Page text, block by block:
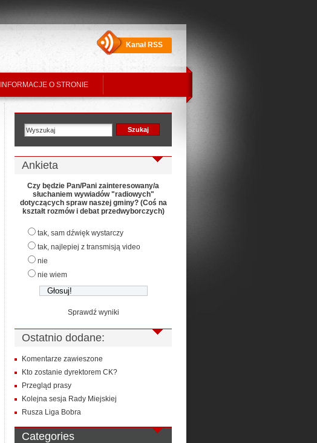
Kanał RSS
INFORMACJE O STRONIE
Ankieta
Czy będzie Pan/Pani zainteresowany/a
słuchaniem wywiadów "radiowych"
dotyczących spraw naszej gminy? (Coś na
kształt rozmów i debat przedwyborczych)
tak, sam dźwięk wystarczy
tak, najlepiej z transmisją video
nie
nie wiem
Sprawdź wyniki
Ostatnio dodane:
Komentarze zawieszone
Kto zostanie dyrektorem CK?
Przegląd prasy
Kolejna sesja Rady Miejskiej
Rusza Liga Bobra
Categories